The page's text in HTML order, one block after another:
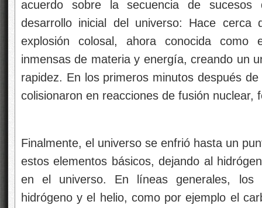
acuerdo sobre la secuencia de sucesos
desarrollo inicial del universo: Hace
explosión colosal, ahora conocida
inmensas de materia y energía, creando un
rapidez. En los primeros minutos después
colisionaron en reacciones de fusión nuclear,
Finalmente, el universo se enfrió hasta un
estos elementos básicos, dejando al
en el universo. En líneas generales, los
hidrógeno y el helio, como por ejemplo el